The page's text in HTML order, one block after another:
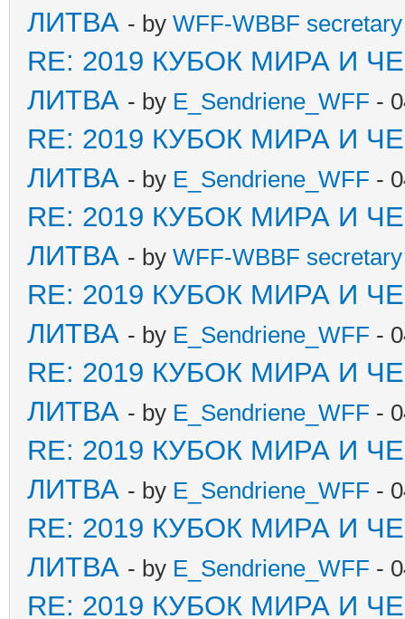
ЛИТВА - by WFF-WBBF
RE: 2019 КУБОК МИРА И
ЛИТВА - by E_Sendriene_WFF -
RE: 2019 КУБОК МИРА И
ЛИТВА - by E_Sendriene_WFF -
RE: 2019 КУБОК МИРА И
ЛИТВА - by WFF-WBBF
RE: 2019 КУБОК МИРА И
ЛИТВА - by E_Sendriene_WFF -
RE: 2019 КУБОК МИРА И
ЛИТВА - by E_Sendriene_WFF -
RE: 2019 КУБОК МИРА И
ЛИТВА - by E_Sendriene_WFF -
RE: 2019 КУБОК МИРА И
ЛИТВА - by E_Sendriene_WFF -
RE: 2019 КУБОК МИРА И